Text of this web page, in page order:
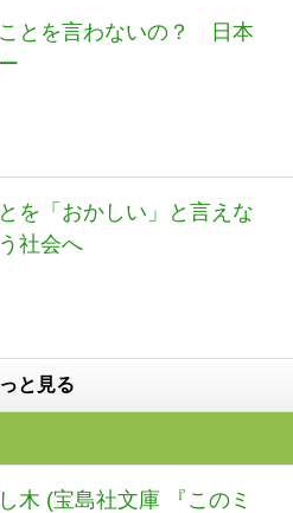
とを言わないの？ 日本
を「おかしい」と言えな
社会へ
と見る
木 (宝島社文庫 『このミ